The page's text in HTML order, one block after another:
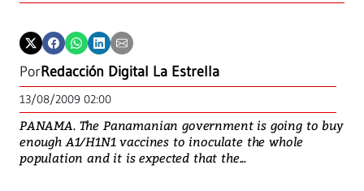
PorRedacción Digital La Estrella
13/08/2009 02:00
PANAMA. The Panamanian government is going to buy
enough A1/H1N1 vaccines to inoculate the whole
population and it is expected that the...